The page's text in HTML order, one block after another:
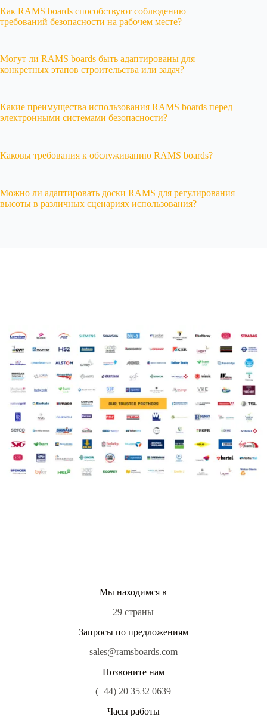
Как RAMS boards способствуют соблюдению
требований безопасности на рабочем месте?
Могут ли RAMS boards быть адаптированы для
конкретных этапов строительства или задач?
Какие преимущества использования RAMS boards перед
электронными системами безопасности?
Каковы требования к обслуживанию RAMS boards?
Можно ли адаптировать доски RAMS для регулирования
высоты в различных сценариях использования?
Мы находимся в
29 страны
Запросы по предложениям
sales@ramsboards.com
Позвоните нам
(+44) 20 3532 0639
Часы работы